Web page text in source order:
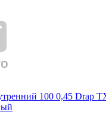
100 0,45 Drap